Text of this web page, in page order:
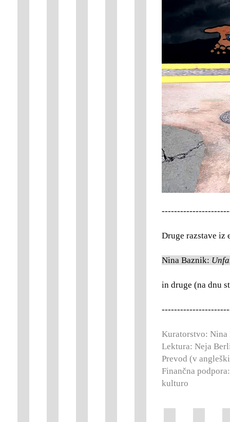
Druge razstave iz
Nina Baznik:
in druge (na dnu
Kuratorstvo: Nina
Lektura: Neja
Prevod (v
Finančna
kulturo